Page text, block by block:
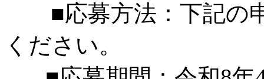
■応募方法：下記の
ください。